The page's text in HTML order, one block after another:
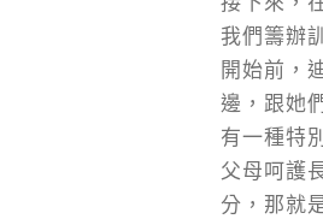
我們籌辦
開始前，
邊，跟她
有一種特
父母呵護
分，那就